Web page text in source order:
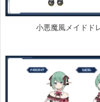
小悪魔風メイドド